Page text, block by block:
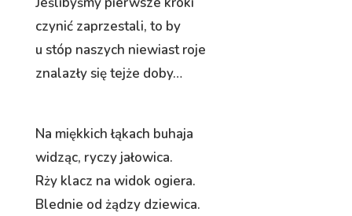
czynić zaprzestali, to by
u stóp naszych niewiast roje
znalazły się tejże doby…
Na miękkich łąkach buhaja
widząc, ryczy jałowica.
Rży klacz na widok ogiera.
Blednie od żądzy dziewica.